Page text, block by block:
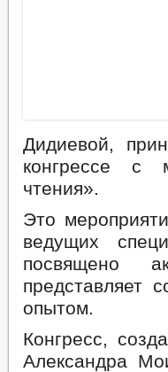
Дидиевой,
конгрессе с
чтения».
Это
ведущих
посвящено
представляет
опытом.
Конгресс,
Александра